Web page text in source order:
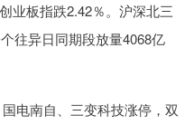
业板指跌2.42％。沪深北三
往异日同期段放量4068亿
电南自、三变科技涨停，双